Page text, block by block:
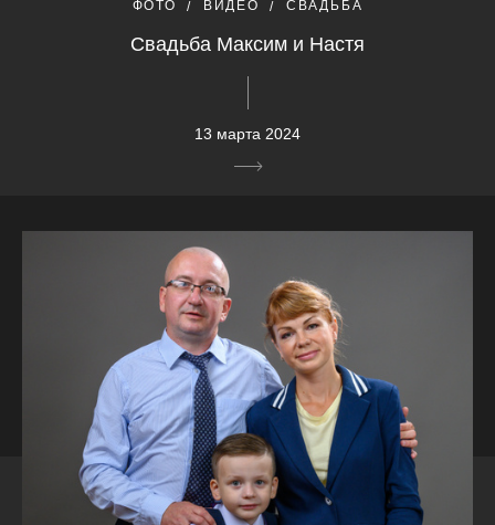
ФОТО ВИДЕО СВАДЬБА
Свадьба Максим и Настя
13 марта 2024